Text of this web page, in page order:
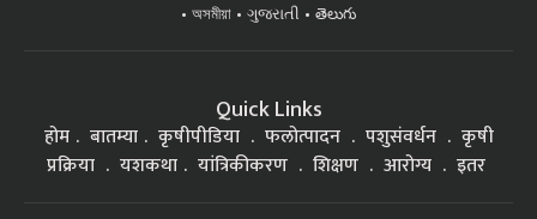
অসমীয়া
ગુજરાતી తెలుగు
Quick Links
होम बातम्या कृषीपीडिया फलोत्पादन पशुसंवर्धन
कृषी
प्रक्रिया
यशकथा यांत्रिकीकरण शिक्षण आरोग्य इतर